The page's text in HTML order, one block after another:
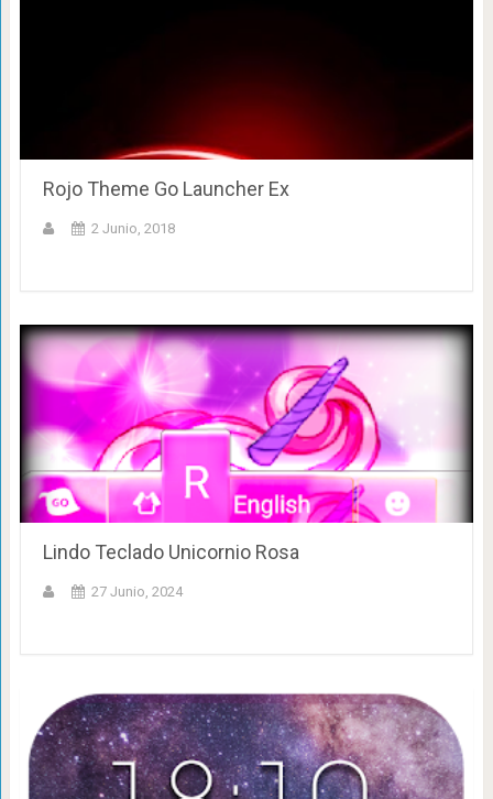
Rojo Theme Go Launcher Ex
2 Junio, 2018
Lindo Teclado Unicornio Rosa
27 Junio, 2024